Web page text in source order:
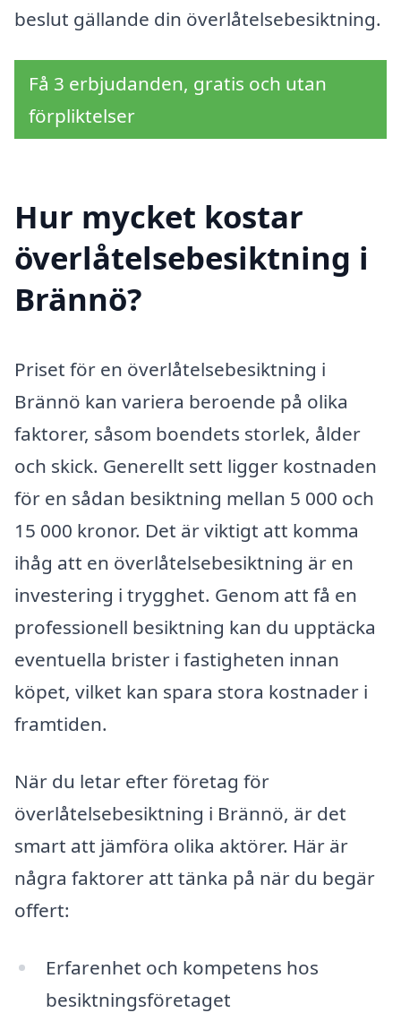
beslut gällande din överlåtelsebesiktning.
Få 3 erbjudanden, gratis och utan
förpliktelser
Hur mycket kostar
överlåtelsebesiktning i
Brännö?
Priset för en överlåtelsebesiktning i
Brännö kan variera beroende på olika
faktorer, såsom boendets storlek, ålder
och skick. Generellt sett ligger kostnaden
för en sådan besiktning mellan 5 000 och
15 000 kronor. Det är viktigt att komma
ihåg att en överlåtelsebesiktning är en
investering i trygghet. Genom att få en
professionell besiktning kan du upptäcka
eventuella brister i fastigheten innan
köpet, vilket kan spara stora kostnader i
framtiden.
När du letar efter företag för
överlåtelsebesiktning i Brännö, är det
smart att jämföra olika aktörer. Här är
några faktorer att tänka på när du begär
offert:
Erfarenhet och kompetens hos
besiktningsföretaget